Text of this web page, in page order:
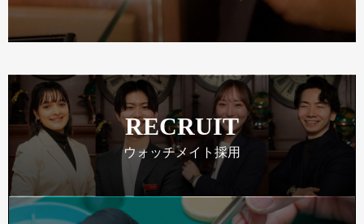
RECRUIT
ウォッチメイト採用